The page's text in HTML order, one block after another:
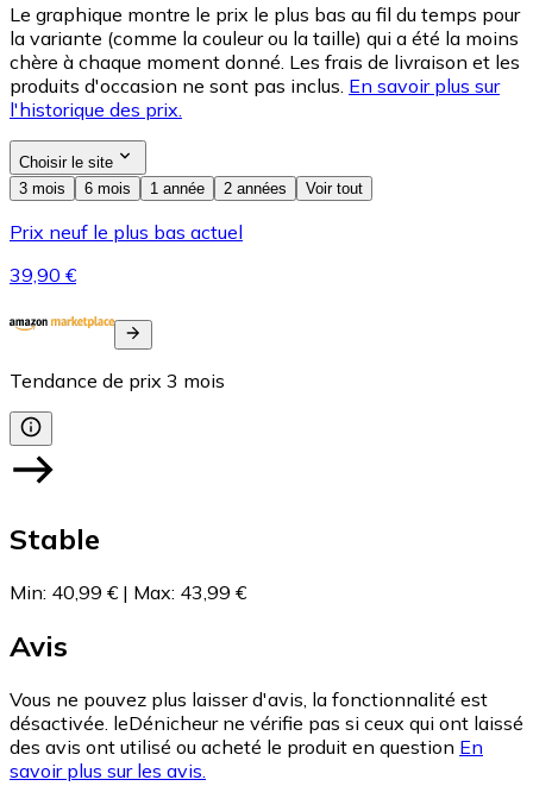
Le graphique montre le prix le plus bas au fil du temps pour
la variante (comme la couleur ou la taille) qui a été la moins
chère à chaque moment donné. Les frais de livraison et les
produits d'occasion ne sont pas inclus. En savoir plus sur
l'historique des prix.
Choisir le site
3 mois
6 mois 1 année 2 années Voir tout
Prix neuf le plus bas actuel
39,90 €
Tendance de prix 3 mois
Stable
Min: 40,99 € | Max: 43,99 €
Avis
Vous ne pouvez plus laisser d'avis, la fonctionnalité est
désactivée. leDénicheur ne vérifie pas si ceux qui ont laissé
des avis ont utilisé ou acheté le produit en question En
savoir plus sur les avis.